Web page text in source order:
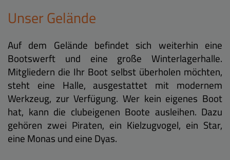
Unser Gelände
Auf dem Gelände befindet sich weiterhin eine
Bootswerft und eine große Winterlagerhalle.
Mitgliedern die Ihr Boot selbst überholen möchten,
steht eine Halle, ausgestattet mit modernem
Werkzeug, zur Verfügung. Wer kein eigenes Boot
hat, kann die clubeigenen Boote ausleihen. Dazu
gehören zwei Piraten, ein Kielzugvogel, ein Star,
eine Monas und eine Dyas.